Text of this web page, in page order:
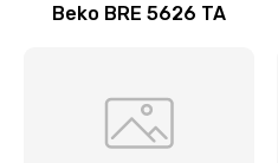
Beko BRE 5626 TA